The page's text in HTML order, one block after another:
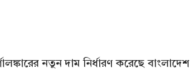
নতুন দাম নির্ধারণ করেছে বাংলাদেশ